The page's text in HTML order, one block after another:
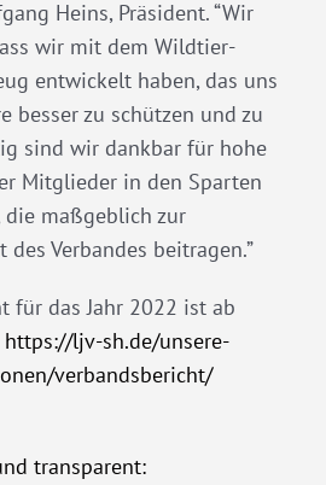
Heins, Präsident. “Wir
wir mit dem Wildtier-
entwickelt haben, das uns
besser zu schützen und zu
sind wir dankbar für hohe
Mitglieder in den Sparten
die maßgeblich zur
Verbandes beitragen.”
für das Jahr 2022 ist ab
https://ljv-sh.de/unsere-
verbandsbericht/
transparent: